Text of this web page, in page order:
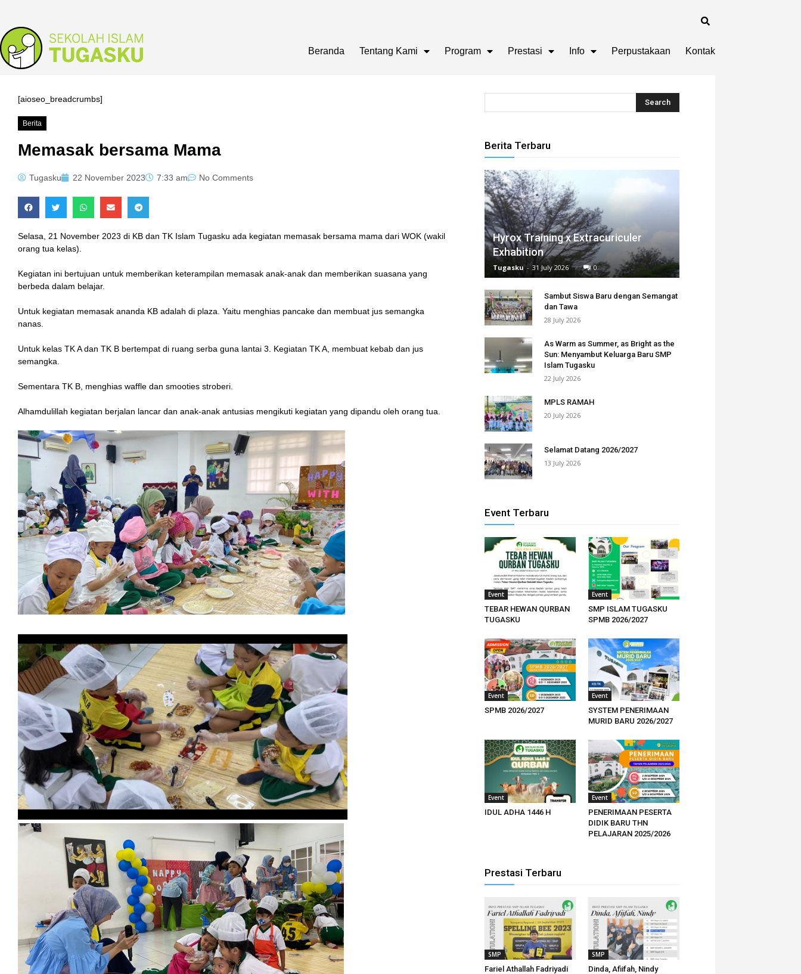
Beranda Tentang Kami Program Prestasi Info Perpustakaan Kontak
[aioseo_breadcrumbs]
Berita
Memasak bersama Mama
Tugasku 22 November 2023 7:33 am No Comments
Selasa, 21 November 2023 di KB dan TK Islam Tugasku ada kegiatan memasak bersama mama dari WOK (wakil
orang tua kelas).
Kegiatan ini bertujuan untuk memberikan keterampilan memasak anak-anak dan memberikan suasana yang
berbeda dalam belajar.
Untuk kegiatan memasak ananda KB adalah di plaza. Yaitu menghias pancake dan membuat jus semangka
nanas.
Untuk kelas TK A dan TK B bertempat di ruang serba guna lantai 3. Kegiatan TK A, membuat kebab dan jus
semangka.
Sementara TK B, menghias waffle dan smooties stroberi.
Alhamdulillah kegiatan berjalan lancar dan anak-anak antusias mengikuti kegiatan yang dipandu oleh orang tua.
Berita Terbaru
Hyrox Training x Extracuriculer
Exhabition
Tugasku - 31 July 2026 0
Sambut Siswa Baru dengan Semangat
dan Tawa
28 July 2026
As Warm as Summer, as Bright as the
Sun: Menyambut Keluarga Baru SMP
Islam Tugasku
22 July 2026
MPLS RAMAH
20 July 2026
Selamat Datang 2026/2027
13 July 2026
Event Terbaru
Event
TEBAR HEWAN QURBAN
TUGASKU
Event
SMP ISLAM TUGASKU
SPMB 2026/2027
Event
SPMB 2026/2027
Event
SYSTEM PENERIMAAN
MURID BARU 2026/2027
Event
IDUL ADHA 1446 H
Event
PENERIMAAN PESERTA
DIDIK BARU THN
PELAJARAN 2025/2026
Prestasi Terbaru
SMP
Fariel Athallah Fadriyadi
SMP
Dinda, Afiifah, Nindy